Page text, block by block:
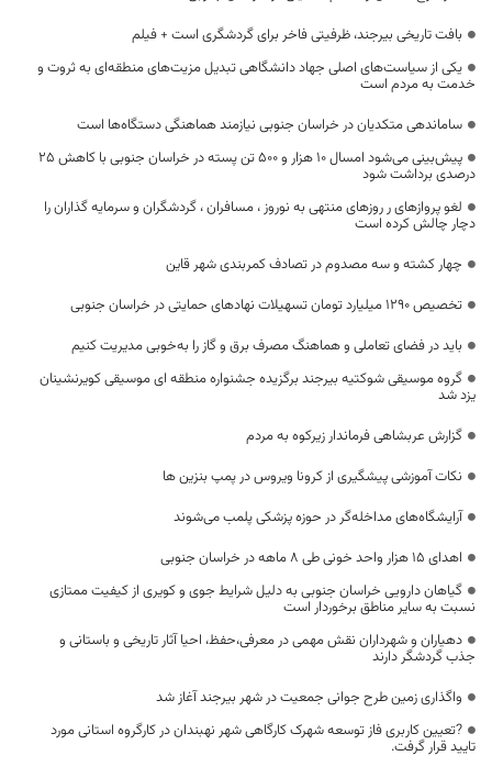
بافت تاریخی بیرجند، ظرفیتی فاخر برای گردشگری است + فیلم
یکی از سیاست‌های اصلی جهاد دانشگاهی تبدیل مزیت‌های منطقه‌ای به ثروت و
خدمت به مردم است
ساماندهی متکدیان در خراسان جنوبی نیازمند هماهنگی دستگاه‌ها است
پیش‌بینی می‌شود امسال ۱۰ هزار و ۵۰۰ تن پسته در خراسان جنوبی با کاهش 25
درصدی برداشت شود
لغو پروازهای ر روزهای منتهی به نوروز ، مسافران ، گردشگران و سرمایه گذاران را
دچار چالش کرده است
چهار کشته و سه مصدوم در تصادف کمربندی شهر قاین
تخصیص ۱۲۹۰ میلیارد تومان تسهیلات نهادهای حمایتی در خراسان جنوبی
باید در فضای تعاملی و هماهنگ مصرف برق و گاز را به‌خوبی مدیریت کنیم
گروه موسیقی شوکتیه بیرجند برگزیده جشنواره منطقه ای موسیقی کویرنشینان
یزد شد
گزارش عربشاهی فرماندار زيركوه به مردم
نکات آموزشی پیشگیری از کرونا ویروس در پمپ بنزین ها
آرایشگاه‌های مداخله‌گر در حوزه پزشکی پلمب می‌شوند
اهدای ۱۵ هزار واحد خونی طی ۸ ماهه در خراسان جنوبی
گیاهان دارویی خراسان جنوبی به دلیل شرایط جوی و کویری از کیفیت ممتازی
نسبت به سایر مناطق برخوردار است
دهیاران و شهرداران نقش مهمی در معرفی،حفظ، احیا آثار تاریخی و باستانی و
جذب گردشگر دارند
واگذاری زمین طرح جوانی جمعیت در شهر بیرجند آغاز شد
?تعیین کاربری فاز توسعه شهرک کارگاهی شهر نهبندان در کارگروه استانی مورد
تایید قرار گرفت.